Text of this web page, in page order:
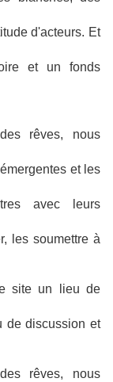
d'acteurs. Et
et un fonds
rêves, nous
et les
avec leurs
les soumettre à
site un lieu de
de discussion et
rêves, nous